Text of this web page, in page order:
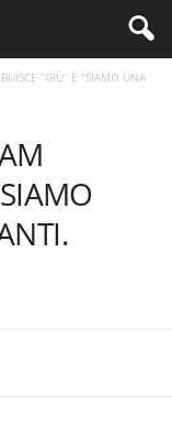
“GIÙ” E “SIAMO UNA